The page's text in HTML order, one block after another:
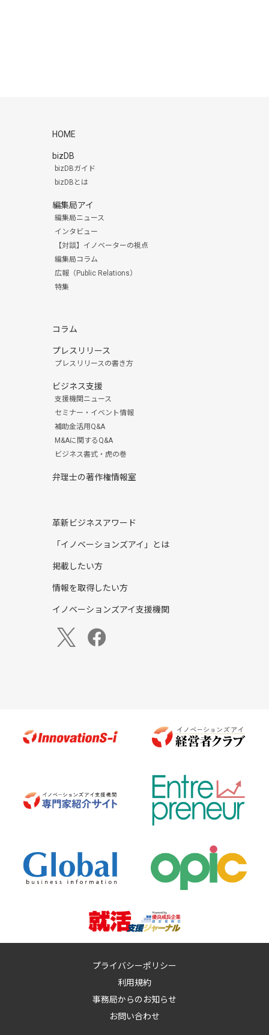
HOME
bizDB
bizDBガイド
bizDBとは
編集局アイ
編集局ニュース
インタビュー
【対談】イノベーターの視点
編集局コラム
広報（Public Relations）
特集
コラム
プレスリリース
プレスリリースの書き方
ビジネス支援
支援機関ニュース
セミナー・イベント情報
補助金活用Q&A
M&Aに関するQ&A
ビジネス書式・虎の巻
弁理士の著作権情報室
革新ビジネスアワード
「イノベーションズアイ」とは
掲載したい方
情報を取得したい方
イノベーションズアイ支援機関
プライバシーポリシー
利用規約
事務局からのお知らせ
お問い合わせ